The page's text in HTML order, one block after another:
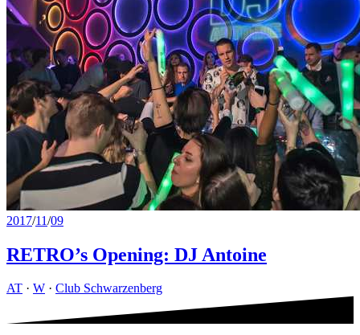
2017/11/09
RETRO’s Opening: DJ Antoine
AT · W · Club Schwarzenberg